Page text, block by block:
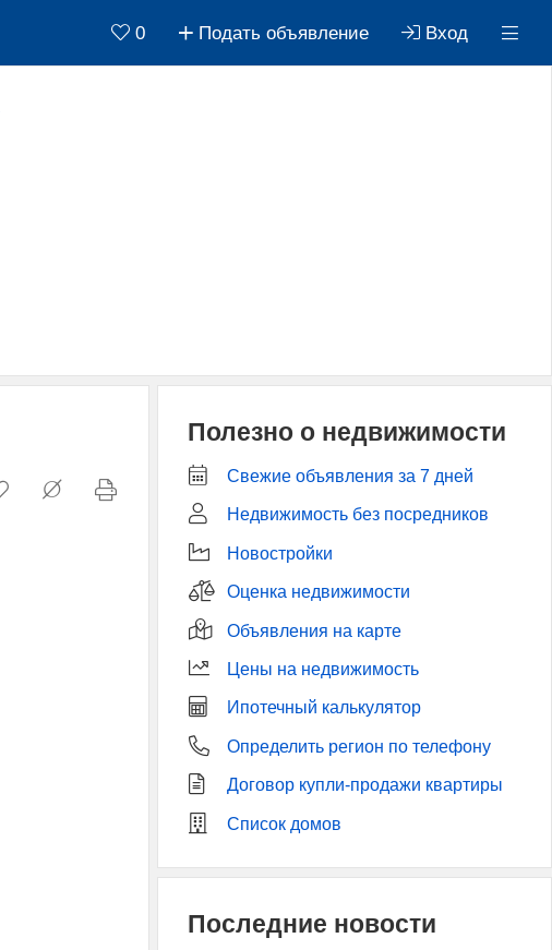
0 Подать объявление Вход
Полезно о недвижимости
Свежие объявления за 7 дней
Недвижимость без посредников
Новостройки
Оценка недвижимости
Объявления на карте
Цены на недвижимость
Ипотечный калькулятор
Определить регион по телефону
Договор купли-продажи квартиры
Список домов
Последние новости